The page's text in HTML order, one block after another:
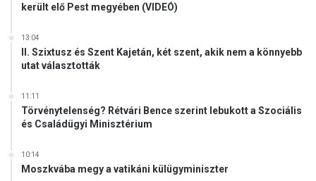
került elő Pest megyében (VIDEÓ)
13:04
II. Szixtusz és Szent Kajetán, két szent, akik nem a könnyebb
utat választották
11:11
Törvénytelenség? Rétvári Bence szerint lebukott a Szociális
és Családügyi Minisztérium
10:14
Moszkvába megy a vatikáni külügyminiszter